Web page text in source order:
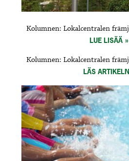
Kolumnen: Lokalcentralen
LUE LISÄÄ
Kolumnen: Lokalcentralen
LÄS ARTIKELN